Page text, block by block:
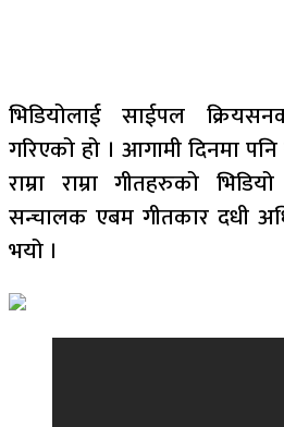
भिडियोलाई साईपल
गरिएको हो । आगामी दिनमा
राम्रा राम्रा गीतहरुको
सन्चालक एबम गीतकार दधी
भयो ।